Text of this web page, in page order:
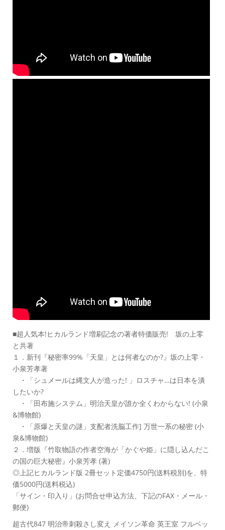
■超人気本!ヒカルランド増刷記念の著者特価販売! 坂の上零
と共著
１．新刊『秘密率99%「天皇」とは何者なのか?』坂の上零・
小泉芳孝著
・「シュメールは縄文人が造った! 」ロスチャ…は日本を潰
したいか?
・「田布施システム」明治天皇が誰か全くわからない! (小泉
&博物館)
・「原爆と天皇の謎」支配者洗脳工作] 万世一系の秘密 (小
泉&博物館)
２．増版『竹取物語の作者空海が「かぐや姫」に隠し込んだこ
の国の巨大秘密』小泉芳孝 (著)
◎上記ヒカルランド版 2冊セット定価4750円(送料税別)を、特
価5000円(送料税込)
「サイン・印入り」(お問合せ申込方法、下記のFAX・メール・
郵便)
超古代847 明治帝刺殺さし変え メイソン革命 英王室 フルベッ